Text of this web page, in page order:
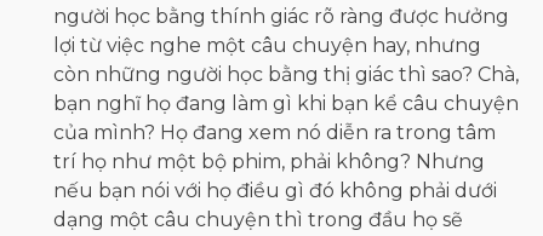
người học bằng thính giác rõ ràng được hưởng
lợi từ việc nghe một câu chuyện hay, nhưng
còn những người học bằng thị giác thì sao? Chà,
bạn nghĩ họ đang làm gì khi bạn kể câu chuyện
của mình? Họ đang xem nó diễn ra trong tâm
trí họ như một bộ phim, phải không? Nhưng
nếu bạn nói với họ điều gì đó không phải dưới
dạng một câu chuyện thì trong đầu họ sẽ